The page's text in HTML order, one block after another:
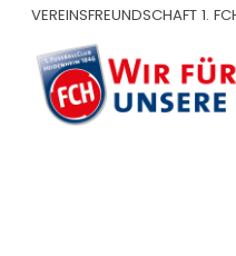
VEREINSFREUNDSCHAFT 1.